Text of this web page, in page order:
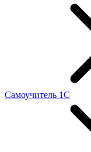
Самоучитель 1С